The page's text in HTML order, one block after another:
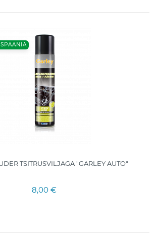
TSITRUSVILJAGA "GARLEY AUTO"
8,00 €